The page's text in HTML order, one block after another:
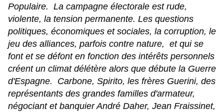
Populaire. La campagne électorale est rude,
violente, la tension permanente. Les questions
politiques, économiques et sociales, la corruption, le
jeu des alliances, parfois contre nature, et qui se
font et se défont en fonction des intérêts personnels
créent un climat délétère alors que débute la Guerre
d'Espagne. Carbone, Spirito, les frères Guerini, des
représentants des grandes familles d'armateur,
négociant et banquier André Daher, Jean Fraissinet,